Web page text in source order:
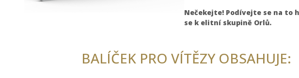
Nečekejte! Podívejte se na to
se k elitní skupině Orlů.
BALÍČEK PRO VÍTĚZY OBSAHUJE: